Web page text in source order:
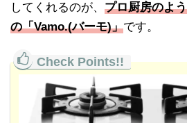
してくれるのが、 プロ厨房のよ
の「Vamo.(バーモ)」です。